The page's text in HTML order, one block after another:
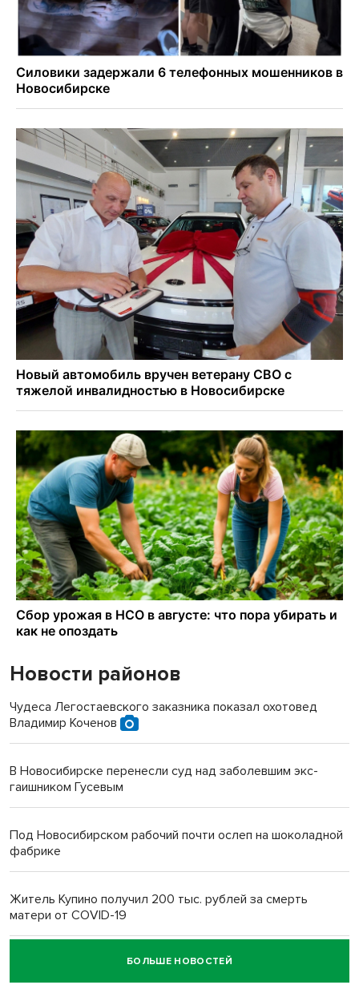
Новости районов
Чудеса Легостаевского заказника показал охотовед
Владимир Коченов
В Новосибирске перенесли суд над заболевшим экс-
гаишником Гусевым
Под Новосибирском рабочий почти ослеп на шоколадной
фабрике
Житель Купино получил 200 тыс. рублей за смерть
матери от COVID-19
Новосибирский суд наказал водителя за смерть
пенсионерки на вокзале
БОЛЬШЕ НОВОСТЕЙ